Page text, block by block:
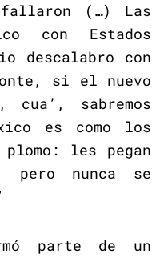
fallaron (…) Las
con Estados
descalabro con
si el nuevo
cua’, sabremos
es como los
plomo: les pegan
nunca se
parte de un